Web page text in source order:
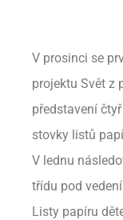
V prosinci se
projektu Svět z
představení
stovky listů
V lednu
třídu pod
Listy papíru